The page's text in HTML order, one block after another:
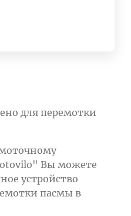
для перемотки
Вы можете
устройство
пасмы в